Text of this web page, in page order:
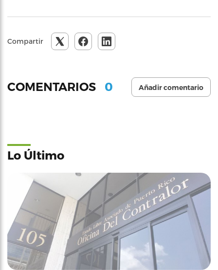
Compartir
COMENTARIOS 0 Añadir comentario
Lo Último